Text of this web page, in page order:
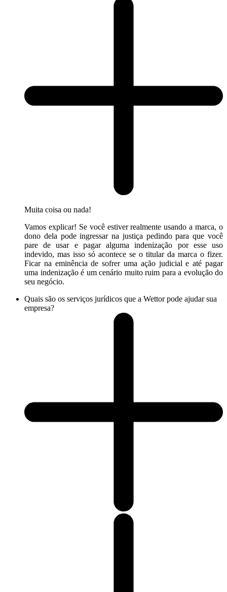
Muita coisa ou nada!
Vamos explicar! Se você estiver realmente usando a marca, o
dono dela pode ingressar na justiça pedindo para que você
pare de usar e pagar alguma indenização por esse uso
indevido, mas isso só acontece se o titular da marca o fizer.
Ficar na eminência de sofrer uma ação judicial e até pagar
uma indenização é um cenário muito ruim para a evolução do
seu negócio.
Quais são os serviços jurídicos que a Wettor pode ajudar sua
empresa?